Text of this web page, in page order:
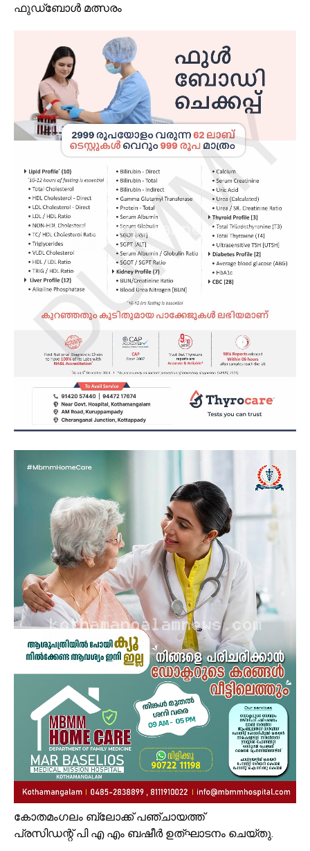
ഫുഡ്ബോൾ മത്സരം
കോതമംഗലം ബ്ലോക്ക് പഞ്ചായത്ത്
പ്രസിഡന്റ് പി എ എം ബഷീർ ഉത്ഘാടനം ചെയ്തു.